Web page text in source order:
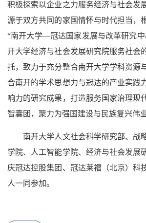
积极探索以企业之力服务经济与社会发
源于双方共同的家国情怀与时代担当，
“南开大学—冠达国家发展与改革研究中
开大学经济与社会发展研究院服务社会
托，致力于充分整合南开大学学科资源
合南开的学术思想力与冠达的产业实践
响力的研究成果，打造服务国家治理现
智囊团，聚力为强国建设与民族复兴伟
南开大学人文社会科学研究部、 战
学院、人工智能学院、经济与社会发展
庆冠达控股集团、冠达莱福（北京）科
人一同参加。